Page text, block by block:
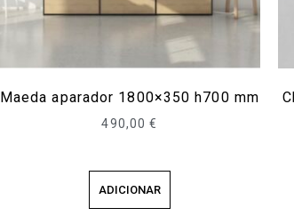
Maeda aparador 1800×350 h700 mm
490,00€
ADICIONAR